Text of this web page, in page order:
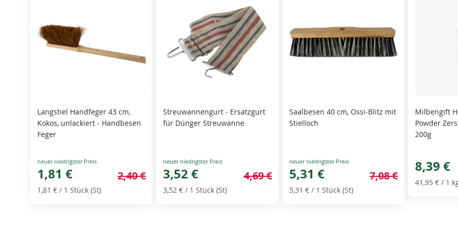
Langstiel Handfeger 43 cm,
Kokos, unlackiert - Handbesen
Feger
Special
Price
1,81 € 2,40 €
1,81 € / 1 Stück (St)
Streuwannengurt - Ersatzgurt
für Dünger Streuwanne
Special
Price
3,52 € 4,69 €
3,52 € / 1 Stück (St)
Saalbesen 40 cm, Ossi-Blitz mit
Stielloch
Special
Price
5,31 € 7,08 €
5,31 €/ 1 Stück (St)
Milbengift
Powder
200g
8,39 €
41,95 € / 1